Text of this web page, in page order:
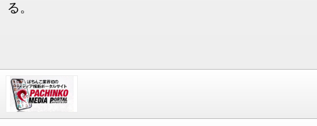
る。